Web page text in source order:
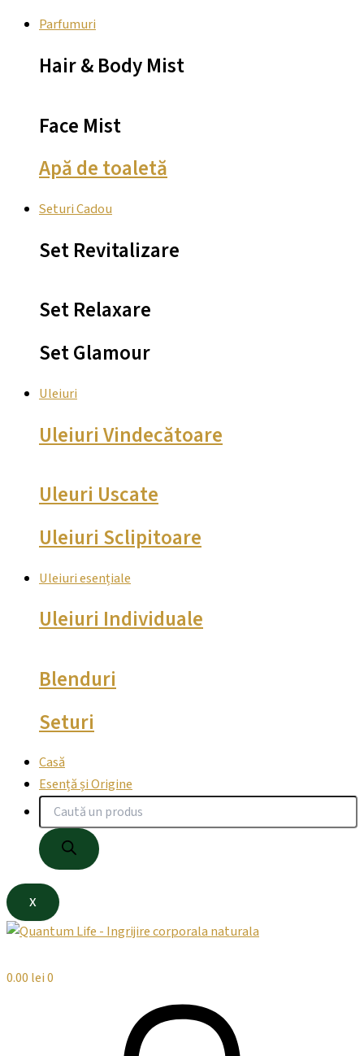
Parfumuri
Hair & Body Mist
Face Mist
Apă de toaletă
Seturi Cadou
Set Revitalizare
Set Relaxare
Set Glamour
Uleiuri
Uleiuri Vindecătoare
Uleuri Uscate
Uleiuri Sclipitoare
Uleiuri esențiale
Uleiuri Individuale
Blenduri
Seturi
Casă
Esență și Origine
X
0.00 lei0